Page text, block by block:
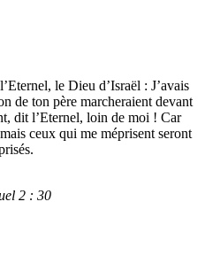
le Dieu d’Israël : J’avais
de ton père marcheraient devant
dit l’Eternel, loin de moi ! Car
ceux qui me méprisent seront
2 : 30